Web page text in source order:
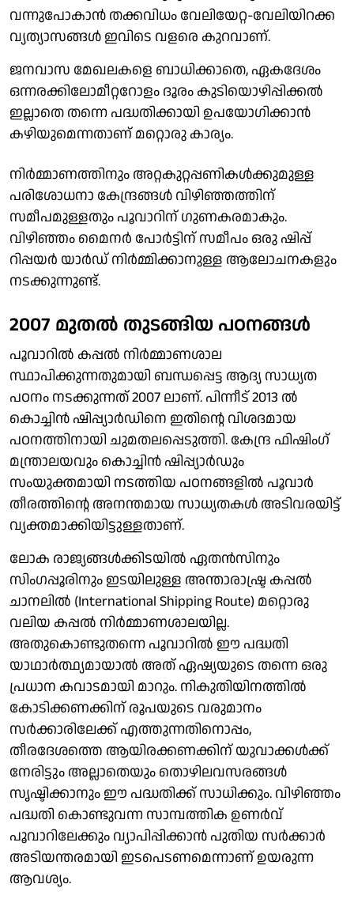
വന്നുപോകാന്‍ തക്കവിധം വേലിയേറ്റ-വേലിയിറക്ക
വ്യത്യാസങ്ങള്‍ ഇവിടെ വളരെ കുറവാണ്.
ജനവാസ മേഖലകളെ ബാധിക്കാതെ, ഏകദേശം
ഒന്നരക്കിലോമീറ്ററോളം ദൂരം കുടിയൊഴിപ്പിക്കല്‍
ഇല്ലാതെ തന്നെ പദ്ധതിക്കായി ഉപയോഗിക്കാന്‍
കഴിയുമെന്നതാണ് മറ്റൊരു കാര്യം.
നിര്‍മ്മാണത്തിനും അറ്റകുറ്റപ്പണികള്‍ക്കുമുള്ള
പരിശോധനാ കേന്ദ്രങ്ങള്‍ വിഴിഞ്ഞത്തിന്
സമീപമുള്ളതും പൂവാറിന് ഗുണകരമാകും.
വിഴിഞ്ഞം മൈനര്‍ പോര്‍ട്ടിന് സമീപം ഒരു ഷിപ്പ്
റിപ്പയര്‍ യാര്‍ഡ് നിര്‍മ്മിക്കാനുള്ള ആലോചനകളും
നടക്കുന്നുണ്ട്.
2007 മുതല്‍ തുടങ്ങിയ പഠനങ്ങള്‍
പൂവാറില്‍ കപ്പല്‍ നിര്‍മ്മാണശാല
സ്ഥാപിക്കുന്നതുമായി ബന്ധപ്പെട്ട ആദ്യ സാധ്യത
പഠനം നടക്കുന്നത് 2007 ലാണ്. പിന്നീട് 2013 ല്‍
കൊച്ചിന്‍ ഷിപ്പ്യാര്‍ഡിനെ ഇതിന്റെ വിശദമായ
പഠനത്തിനായി ചുമതലപ്പെടുത്തി. കേന്ദ്ര ഫിഷിംഗ്
മന്ത്രാലയവും കൊച്ചിന്‍ ഷിപ്പ്യാര്‍ഡും
സംയുക്തമായി നടത്തിയ പഠനങ്ങളില്‍ പൂവാര്‍
തീരത്തിന്റെ അനന്തമായ സാധ്യതകള്‍ അടിവരയിട്ട്
വ്യക്തമാക്കിയിട്ടുള്ളതാണ്.
ലോക രാജ്യങ്ങള്‍ക്കിടയില്‍ ഏതന്‍സിനും
സിംഗപ്പൂരിനും ഇടയിലുള്ള അന്താരാഷ്ട്ര കപ്പല്‍
ചാനലില്‍ (International Shipping Route) മറ്റൊരു
വലിയ കപ്പല്‍ നിര്‍മ്മാണശാലയില്ല.
അതുകൊണ്ടുതന്നെ പൂവാറില്‍ ഈ പദ്ധതി
യാഥാര്‍ത്ഥ്യമായാല്‍ അത് ഏഷ്യയുടെ തന്നെ ഒരു
പ്രധാന കവാടമായി മാറും. നികുതിയിനത്തില്‍
കോടിക്കണക്കിന് രൂപയുടെ വരുമാനം
സര്‍ക്കാരിലേക്ക് എത്തുന്നതിനൊപ്പം,
തീരദേശത്തെ ആയിരക്കണക്കിന് യുവാക്കള്‍ക്ക്
നേരിട്ടും അല്ലാതെയും തൊഴിലവസരങ്ങള്‍
സൃഷ്ടിക്കാനും ഈ പദ്ധതിക്ക് സാധിക്കും. വിഴിഞ്ഞം
പദ്ധതി കൊണ്ടുവന്ന സാമ്പത്തിക ഉണര്‍വ്
പൂവാറിലേക്കും വ്യാപിപ്പിക്കാന്‍ പുതിയ സര്‍ക്കാര്‍
അടിയന്തരമായി ഇടപെടണമെന്നാണ് ഉയരുന്ന
ആവശ്യം.